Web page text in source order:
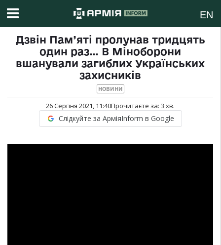
EN
Дзвін Пам’яті пролунав тридцять
один раз… В Міноборони
вшанували загиблих Українських
захисників
НОВИНИ
26 Серпня 2021, 11:40Прочитаєте за: 3 хв.
Слідкуйте за АрміяInform в Google